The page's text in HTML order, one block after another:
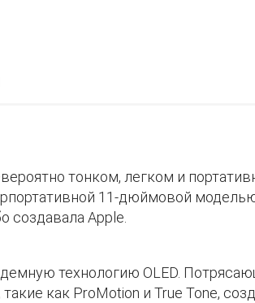
тонком, легком и
11-дюймовой
создавала Apple.
технологию OLED.
как ProMotion и True Tone,